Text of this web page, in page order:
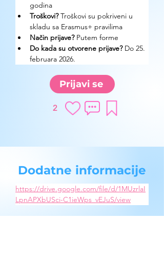
godina
Troškovi? Troškovi su pokriveni u
skladu sa Erasmus+ pravilima
Način prijave? Putem forme
Do kada su otvorene prijave? Do 25.
februara 2026.
Prijavi se
2
Dodatne informacije
https://drive.google.com/file/d/1MUzrlaI
LpnAPXbUSci-C1ieWps_vEJuS/view